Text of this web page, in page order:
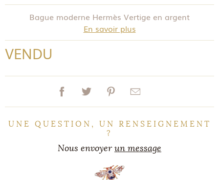
Bague moderne Hermès Vertige en argent
En savoir plus
VENDU
UNE QUESTION, UN RENSEIGNEMENT
?
Nous envoyerun message